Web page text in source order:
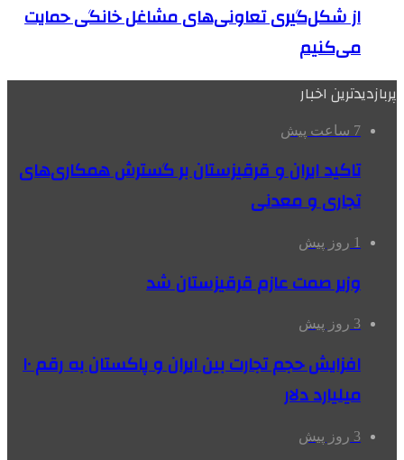
از شکل‌گیری تعاونی‌های مشاغل خانگی حمایت
می‌کنیم
پربازدیدترین اخبار
7 ساعت پیش
تاکید ایران و قرقیزستان بر گسترش همکاری‌های
تجاری و معدنی
1 روز پیش
وزیر صمت عازم قرقیزستان شد
3 روز پیش
افزایش حجم تجارت بین ایران و پاکستان به رقم ۱۰
میلیارد دلار
3 روز پیش